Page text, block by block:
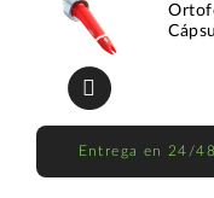
Entrega en 24/